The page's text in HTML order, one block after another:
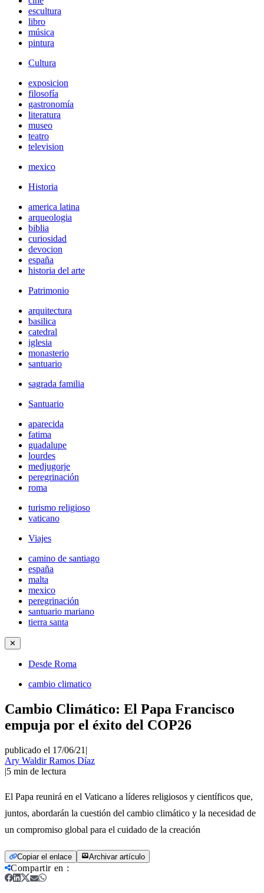
escultura
libro
música
pintura
Cultura
exposicion
filosofía
gastronomía
literatura
museo
teatro
television
mexico
Historia
america latina
arqueologia
biblia
curiosidad
devocion
españa
historia del arte
Patrimonio
arquitectura
basilica
catedral
iglesia
monasterio
santuario
sagrada familia
Santuario
aparecida
fatima
guadalupe
lourdes
medjugorje
peregrinación
roma
turismo religioso
vaticano
Viajes
camino de santiago
españa
malta
mexico
peregrinación
santuario mariano
tierra santa
✕
Desde Roma
cambio climatico
Cambio Climático: El Papa Francisco
empuja por el éxito del COP26
publicado el 17/06/21 |
Ary Waldir Ramos Díaz
|5 min de lectura
El Papa reunirá en el Vaticano a líderes religiosos y científicos que,
juntos, abordarán la cuestión del cambio climático y la necesidad de
un compromiso global para el cuidado de la creación
Copiar el enlace Archivar artículo
Compartir en :